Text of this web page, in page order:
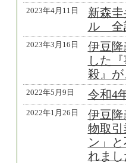
2023年4月11日
新森
ル 全
2023年3月16日
伊豆
した
殺』
2022年5月9日 令和4
2022年1月26日
伊豆
物取
ン」
れまし